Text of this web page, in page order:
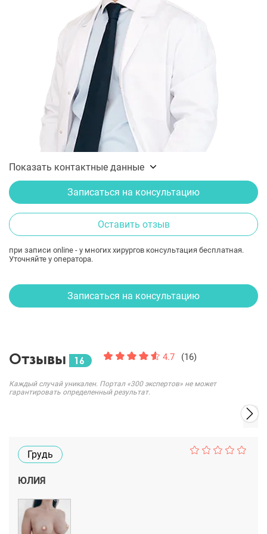
Показать контактные данные
Записаться на консультацию
Оставить отзыв
при записи online - у многих хирургов консультация бесплатная.
Уточняйте у оператора.
Записаться на консультацию
Отзывы 16 4.7 (16)
Каждый случай уникален. Портал «300 экспертов» не может
гарантировать определенный результат.
Грудь
ЮЛИЯ